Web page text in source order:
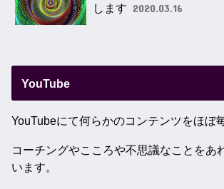
します 2020.03.16
YouTube
YouTubeにて何らかのコンテンツをほぼ
コーチングやこころや不思議なことをあ
います。